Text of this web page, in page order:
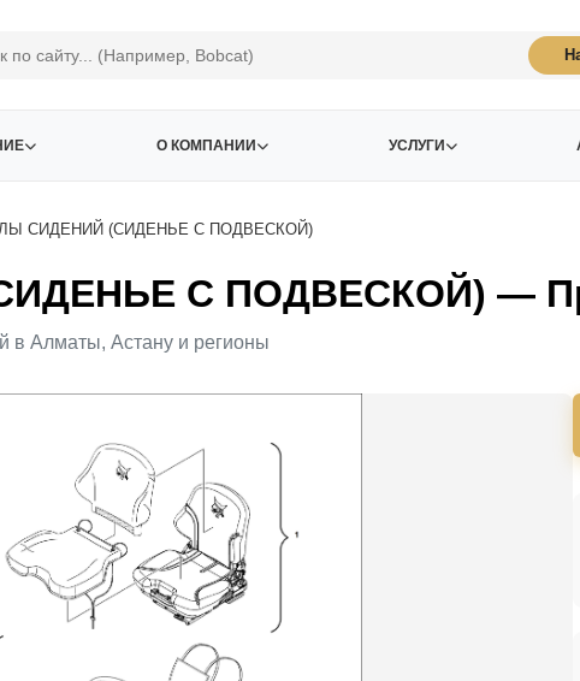
О КОМПАНИИ УСЛУГИ
СИДЕНИЙ (СИДЕНЬЕ С ПОДВЕСКОЙ)
С ПОДВЕСКОЙ) —
в Алматы, Астану и регионы